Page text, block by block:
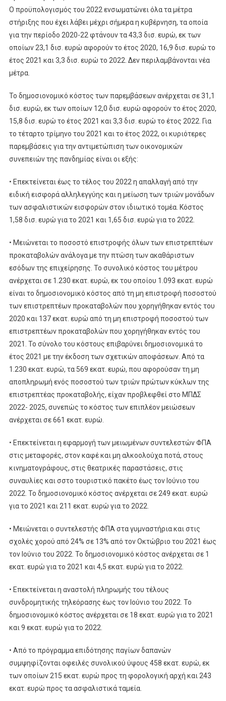
Ο προϋπολογισμός του 2022 ενσωματώνει όλα τα μέτρα
στήριξης που έχει λάβει μέχρι σήμερα η κυβέρνηση, τα οποία
για την περίοδο 2020-22 φτάνουν τα 43,3 δισ. ευρώ, εκ των
οποίων 23,1 δισ. ευρώ αφορούν το έτος 2020, 16,9 δισ. ευρώ το
έτος 2021 και 3,3 δισ. ευρώ το 2022. Δεν περιλαμβάνονται νέα
μέτρα.
Το δημοσιονομικό κόστος των παρεμβάσεων ανέρχεται σε 31,1
δισ. ευρώ, εκ των οποίων 12,0 δισ. ευρώ αφορούν το έτος 2020,
15,8 δισ. ευρώ το έτος 2021 και 3,3 δισ. ευρώ το έτος 2022. Για
το τέταρτο τρίμηνο του 2021 και το έτος 2022, οι κυριότερες
παρεμβάσεις για την αντιμετώπιση των οικονομικών
συνεπειών της πανδημίας είναι οι εξής:
• Επεκτείνεται έως το τέλος του 2022 η απαλλαγή από την
ειδική εισφορά αλληλεγγύης και η μείωση των τριών μονάδων
των ασφαλιστικών εισφορών στον ιδιωτικό τομέα. Κόστος
1,58 δισ. ευρώ για το 2021 και 1,65 δισ. ευρώ για το 2022.
• Μειώνεται το ποσοστό επιστροφής όλων των επιστρεπτέων
προκαταβολών ανάλογα με την πτώση των ακαθάριστων
εσόδων της επιχείρησης. Το συνολικό κόστος του μέτρου
ανέρχεται σε 1.230 εκατ. ευρώ, εκ του οποίου 1.093 εκατ. ευρώ
είναι το δημοσιονομικό κόστος από τη μη επιστροφή ποσοστού
των επιστρεπτέων προκαταβολών που χορηγήθηκαν εντός του
2020 και 137 εκατ. ευρώ από τη μη επιστροφή ποσοστού των
επιστρεπτέων προκαταβολών που χορηγήθηκαν εντός του
2021. Το σύνολο του κόστους επιβαρύνει δημοσιονομικά το
έτος 2021 με την έκδοση των σχετικών αποφάσεων. Από τα
1.230 εκατ. ευρώ, τα 569 εκατ. ευρώ, που αφορούσαν τη μη
αποπληρωμή ενός ποσοστού των τριών πρώτων κύκλων της
επιστρεπτέας προκαταβολής, είχαν προβλεφθεί στο ΜΠΔΣ
2022- 2025, συνεπώς το κόστος των επιπλέον μειώσεων
ανέρχεται σε 661 εκατ. ευρώ.
• Επεκτείνεται η εφαρμογή των μειωμένων συντελεστών ΦΠΑ
στις μεταφορές, στον καφέ και μη αλκοολούχα ποτά, στους
κινηματογράφους, στις θεατρικές παραστάσεις, στις
συναυλίες και σστο τουριστικό πακέτο έως τον Ιούνιο του
2022. Το δημοσιονομικό κόστος ανέρχεται σε 249 εκατ. ευρώ
για το 2021 και 211 εκατ. ευρώ για το 2022.
• Μειώνεται ο συντελεστής ΦΠΑ στα γυμναστήρια και στις
σχολές χορού από 24% σε 13% από τον Οκτώβριο του 2021 έως
τον Ιούνιο του 2022. Το δημοσιονομικό κόστος ανέρχεται σε 1
εκατ. ευρώ για το 2021 και 4,5 εκατ. ευρώ για το 2022.
• Επεκτείνεται η αναστολή πληρωμής του τέλους
συνδρομητικής τηλεόρασης έως τον Ιούνιο του 2022. Το
δημοσιονομικό κόστος ανέρχεται σε 18 εκατ. ευρώ για το 2021
και 9 εκατ. ευρώ για το 2022.
• Από το πρόγραμμα επιδότησης παγίων δαπανών
συμψηφίζονται οφειλές συνολικού ύψους 458 εκατ. ευρώ, εκ
των οποίων 215 εκατ. ευρώ προς τη φορολογική αρχή και 243
εκατ. ευρώ προς τα ασφαλιστικά ταμεία.